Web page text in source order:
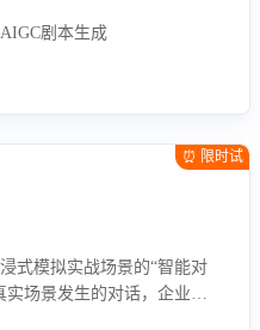
剧本生成
⏰ 限时试
式模拟实战场景的“智能对
场景发生的对话，企业可